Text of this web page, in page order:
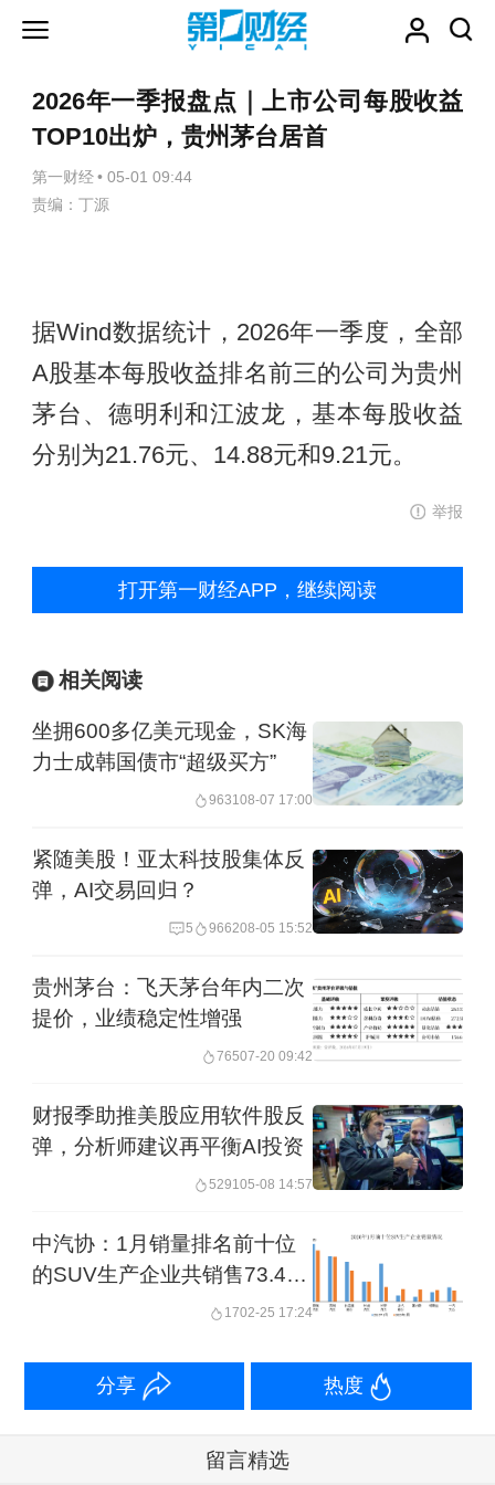
2026年一季报盘点｜上市公司每股收益
TOP10出炉，贵州茅台居首
第一财经 • 05-01 09:44
责编：丁源
据Wind数据统计，2026年一季度，全部
A股基本每股收益排名前三的公司为贵州
茅台、德明利和江波龙，基本每股收益
分别为21.76元、14.88元和9.21元。
举报
打开第一财经APP，继续阅读
相关阅读
坐拥600多亿美元现金，SK海
力士成韩国债市“超级买方”
963108-07 17:00
紧随美股！亚太科技股集体反
弹，AI交易回归？
5 966208-05 15:52
贵州茅台：飞天茅台年内二次
提价，业绩稳定性增强
76507-20 09:42
财报季助推美股应用软件股反
弹，分析师建议再平衡AI投资
529105-08 14:57
中汽协：1月销量排名前十位
的SUV生产企业共销售73.4万
1702-25 17:24
分享 热度
留言精选